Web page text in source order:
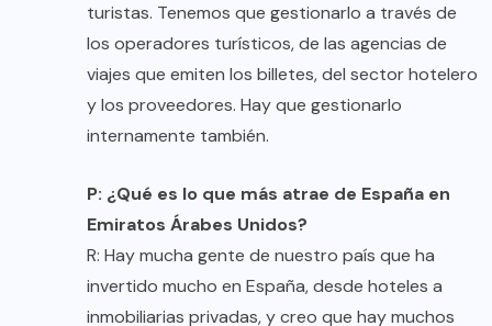
turistas. Tenemos que gestionarlo a través de
los operadores turísticos, de las agencias de
viajes que emiten los billetes, del sector hotelero
y los proveedores. Hay que gestionarlo
internamente también.
P: ¿Qué es lo que más atrae de España en
Emiratos Árabes Unidos?
R: Hay mucha gente de nuestro país que ha
invertido mucho en España, desde hoteles a
inmobiliarias privadas, y creo que hay muchos